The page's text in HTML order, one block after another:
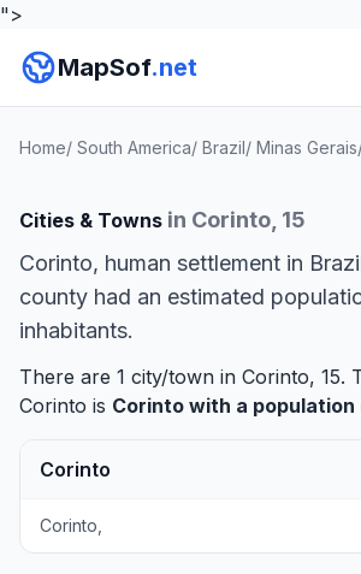
">
MapSof.net
Home/ South America/ Brazil/ Minas Gerais
Cities & Towns in Corinto, 15
Corinto, human settlement in
county had an estimated
inhabitants.
There are 1 city/town in Corinto, 15.
Corinto is Corinto with a population
Corinto
Corinto,